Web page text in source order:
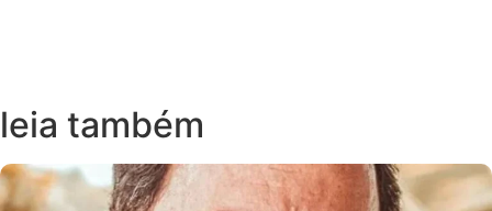
leia também